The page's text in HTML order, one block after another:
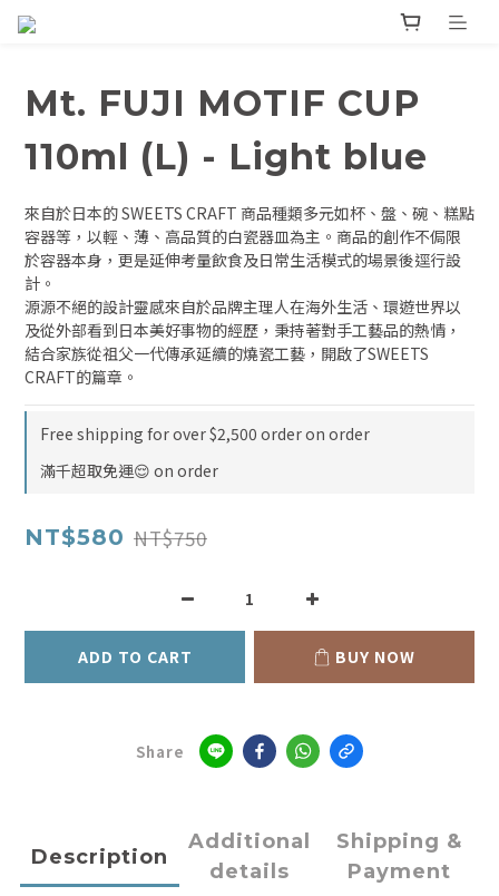
Mt. FUJI MOTIF CUP
110ml (L) - Light blue
來自於日本的 SWEETS CRAFT 商品種類多元如杯、盤、碗、糕點
容器等，以輕、薄、高品質的白瓷器皿為主。商品的創作不侷限
於容器本身，更是延伸考量飲食及日常生活模式的場景後逕行設
計。
源源不絕的設計靈感來自於品牌主理人在海外生活、環遊世界以
及從外部看到日本美好事物的經歷，秉持著對手工藝品的熱情，
結合家族從祖父一代傳承延續的燒瓷工藝，開啟了SWEETS
CRAFT的篇章。
Free shipping for over $2,500 order on order
滿千超取免運😌 on order
NT$580 NT$750
ADD TO CART BUY NOW
Share
Description
Additional
details
Shipping &
Payment